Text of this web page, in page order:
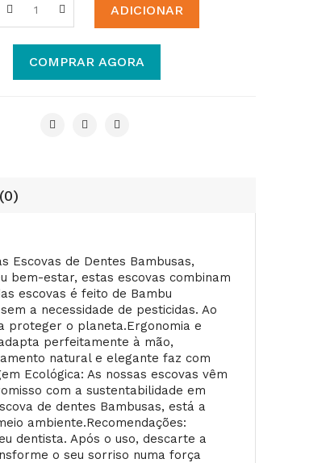
ADICIONAR
COMPRAR AGORA
Escovas de Dentes Bambusas,
bem-estar, estas escovas combinam
escovas é feito de Bambu
a necessidade de pesticidas. Ao
proteger o planeta.Ergonomia e
perfeitamente à mão,
natural e elegante faz com
Ecológica: As nossas escovas vêm
com a sustentabilidade em
de dentes Bambusas, está a
ambiente.Recomendações:
dentista. Após o uso, descarte a
o seu sorriso numa força